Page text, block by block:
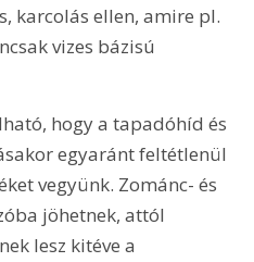
karcolás ellen, amire pl.
vizes bázisú
hogy a tapadóhíd és
egyaránt feltétlenül
vegyünk. Zománc- és
jöhetnek, attól
lesz kitéve a